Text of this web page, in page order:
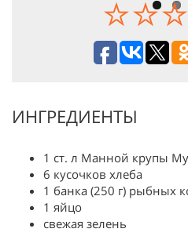
ИНГРЕДИЕНТЫ
1 ст. л Манной крупы
6 кусочков хлеба
1 банка (250 г) рыбных
1 яйцо
свежая зелень